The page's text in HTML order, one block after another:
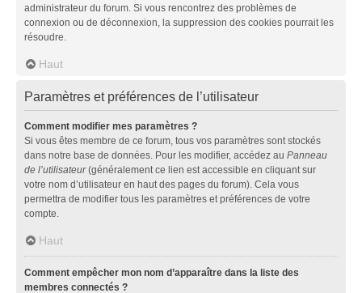
administrateur du forum. Si vous rencontrez des problèmes de
connexion ou de déconnexion, la suppression des cookies pourrait les
résoudre.
Haut
Paramètres et préférences de l’utilisateur
Comment modifier mes paramètres ?
Si vous êtes membre de ce forum, tous vos paramètres sont stockés
dans notre base de données. Pour les modifier, accédez au Panneau
de l’utilisateur(généralement ce lien est accessible en cliquant sur
votre nom d’utilisateur en haut des pages du forum). Cela vous
permettra de modifier tous les paramètres et préférences de votre
compte.
Haut
Comment empêcher mon nom d’apparaître dans la liste des
membres connectés ?